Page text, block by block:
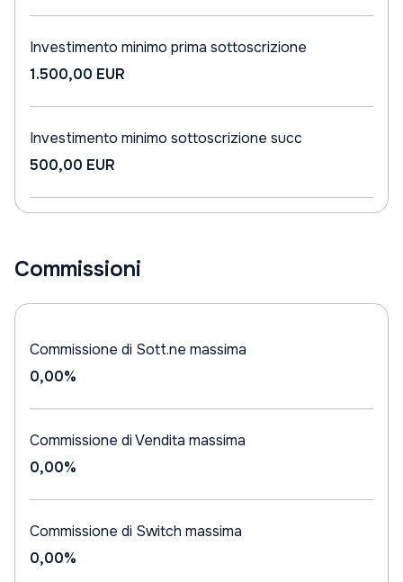
Investimento minimo prima sottoscrizione
1.500,00 EUR
Investimento minimo sottoscrizione succ
500,00 EUR
Commissioni
Commissione di Sott.ne massima
0,00%
Commissione di Vendita massima
0,00%
Commissione di Switch massima
0,00%